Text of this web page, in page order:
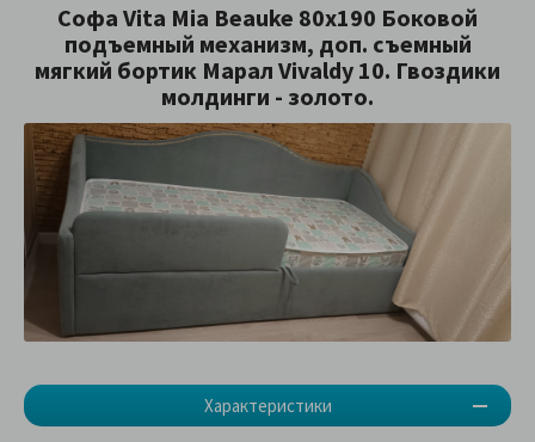
Характеристики
Софа Vita Mia Beauke 80х190 Боковой
подъемный механизм, доп. съемный
мягкий бортик Марал Vivaldy 10. Гвоздики
молдинги - золото.